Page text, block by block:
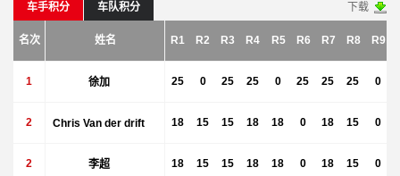
车手积分 车队积分 下载
名次 姓名 R1 R2 R3 R4 R5 R6 R7 R8 R9
1 徐加 25 0 25 25 0 25 25 25 0
2 Chris Van der drift 18 15 15 18 18 0 18 15 0
2 李超 18 15 15 18 18 0 18 15 0